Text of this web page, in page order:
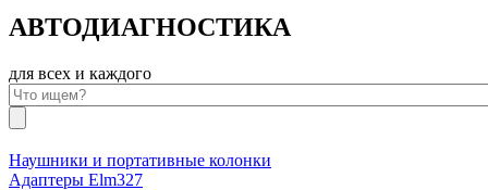
АВТОДИАГНОСТИКА
для всех и каждого
Наушники и портативные колонки
Адаптеры Elm327